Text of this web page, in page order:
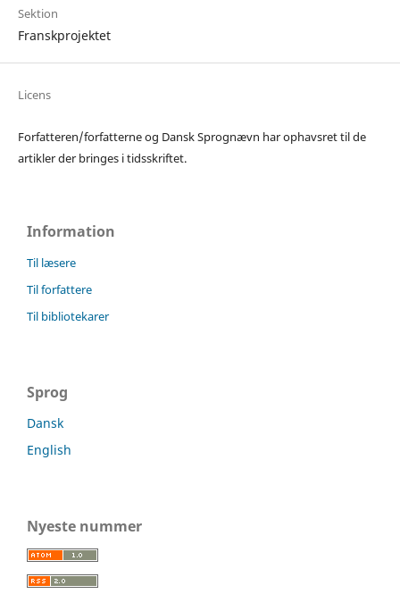
Sektion
Franskprojektet
Licens
Forfatteren/forfatterne og Dansk Sprognævn har ophavsret til de
artikler der bringes i tidsskriftet.
Information
Til læsere
Til forfattere
Til bibliotekarer
Sprog
Dansk
English
Nyeste nummer